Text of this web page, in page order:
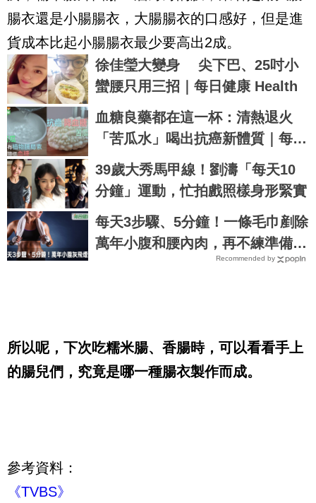
腸衣還是小腸腸衣，大腸腸衣的口感好，但是進
貨成本比起小腸腸衣最少要高出2成。
徐佳瑩大變身 尖下巴、25吋小
蠻腰只用三招｜每日健康 Health
血糖良藥都在這一杯：清熱退火
「苦瓜水」喝出抗癌新體質｜每日
健康 Health
39歲大秀馬甲線！劉濤「每天10
分鐘」運動，忙拍戲照樣身形緊實
每天3步驟、5分鐘！一條毛巾剷除
萬年小腹和腰內肉，再不練準備胖
一輩子｜每日健康 Health
Recommended by
所以呢，下次吃糯米腸、香腸時，可以看看手上
的腸兒們，究竟是哪一種腸衣製作而成。
參考資料：
《TVBS》